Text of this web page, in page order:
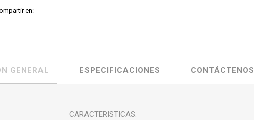
en:
GENERAL ESPECIFICACIONES CONTÁCTENOS
CARACTERISTICAS: